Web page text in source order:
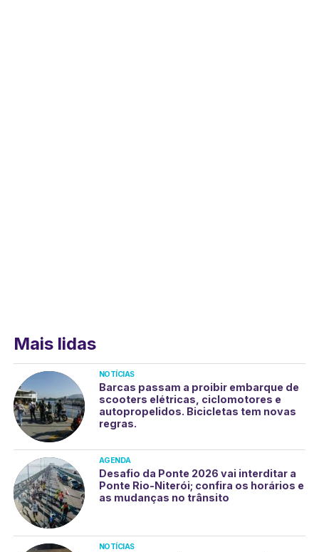
Mais lidas
NOTÍCIAS
Barcas passam a proibir embarque de
scooters elétricas, ciclomotores e
autopropelidos. Bicicletas tem novas
regras.
AGENDA
Desafio da Ponte 2026 vai interditar a
Ponte Rio-Niterói; confira os horários e
as mudanças no trânsito
NOTÍCIAS